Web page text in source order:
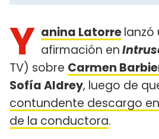
Y anina Latorrelanzó
afirmación en
TV) sobre Carmen
Sofía Aldrey, luego de
contundente descargo en
de la conductora.